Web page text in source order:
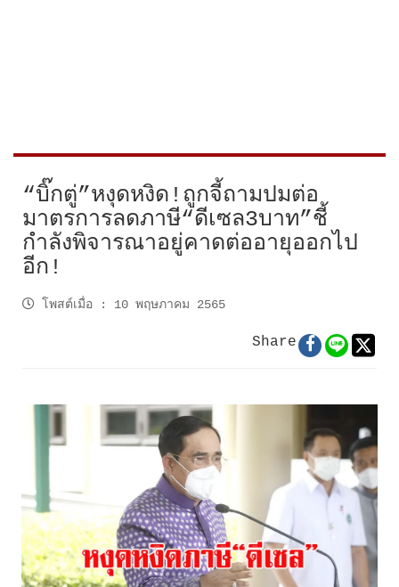
“บิ๊กตู่”หงุดหงิด!ถูกจี้ถามปมต่อ
มาตรการลดภาษี“ดีเซล3บาท”ชี้
กำลังพิจารณาอยู่คาดต่ออายุออกไป
อีก!
โพสต์เมื่อ : 10 พฤษภาคม 2565
Share